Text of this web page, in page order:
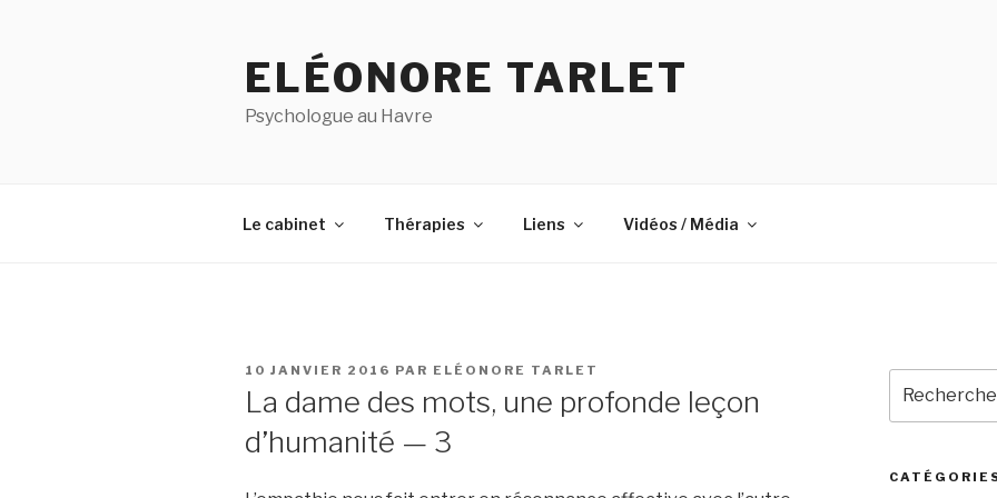
ELÉONORE TARLET
Psychologue au Havre
Le cabinet Thérapies Liens Vidéos / Média
PUBLIÉ
LE
10 JANVIER 2016 PAR ELÉONORE TARLET
La dame des mots, une profonde leçon
d’humanité — 3
pour